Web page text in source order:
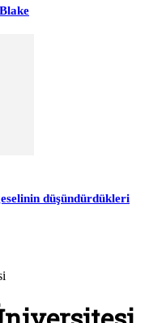
düşündürdükleri